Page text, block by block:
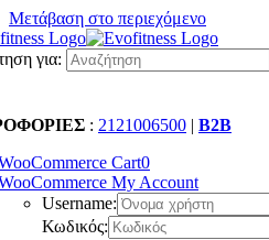
Μετάβαση στο περιεχόμενο
για:
: 2121006500 | B2B
Cart0
My Account
Username:
Κωδικός: